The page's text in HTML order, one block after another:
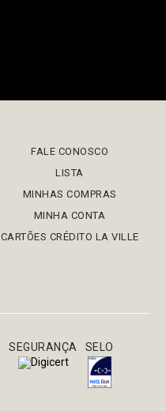
FALE CONOSCO
LISTA
MINHAS COMPRAS
MINHA CONTA
CARTÕES CRÉDITO LA VILLE
SEGURANÇA SELO